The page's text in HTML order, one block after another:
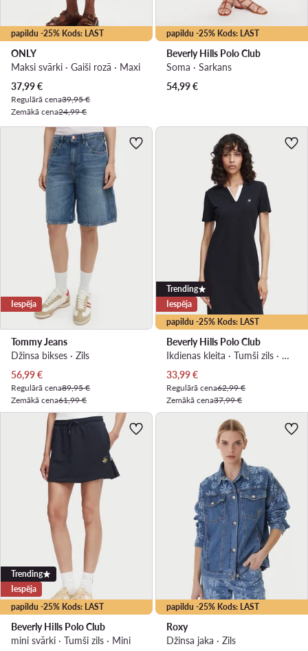
papildu -25% Kods: LAST
ONLY
Maksi svārki · Gaiši rozā · Maxi
Pašreizējā cena
37,99€
Regulārā cena39,95 €
Zemākā cena24,99 €
papildu -25% Kods: LAST
Beverly Hills Polo Club
Soma · Sarkans
54,99€
Iespēja
Tommy Jeans
Džinsa bikses · Zils
Pašreizējā cena
56,99€
Regulārā cena89,95 €
Zemākā cena61,99 €
papildu -25% Kods: LAST
Trending
Iespēja
Beverly Hills Polo Club
Ikdienas kleita · Tumši zils · Mini
Pašreizējā cena
33,99€
Regulārā cena62,99 €
Zemākā cena37,99 €
papildu -25% Kods: LAST
Trending
Iespēja
Beverly Hills Polo Club
mini svārki · Tumši zils · Mini
papildu -25% Kods: LAST
Roxy
Džinsa jaka · Zils